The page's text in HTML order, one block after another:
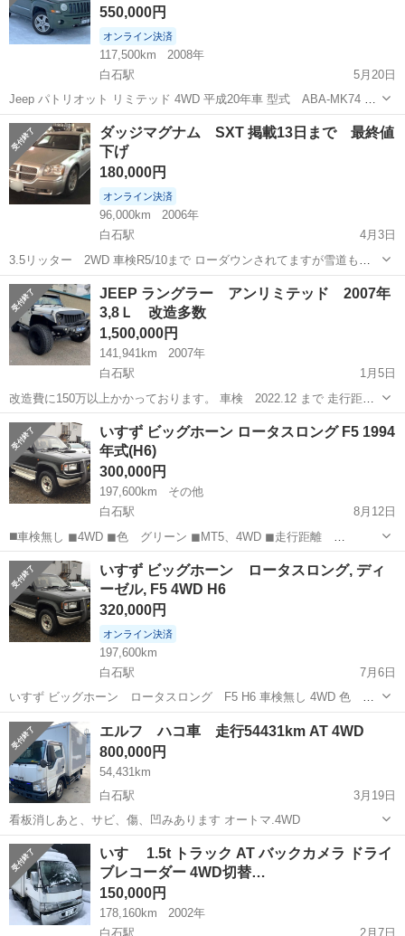
550,000円
オンライン決済
117,500km
2008年
白石駅
5月20日
Jeep パトリオット リミテッド 4WD 平成20年車 型式 ABA-MK74 車
検無し 走行距離 117,500km カラー グリーン シフト FAT AC ハン
ドル 右 社外ナビ サイドカメラ ETC クルーズコント...
北海道 札幌市 その他 パトリオット
ダッジマグナム SXT 掲載13日まで 最終値
下げ
180,000円
オンライン決済
96,000km
2006年
白石駅
4月3日
3.5リッター 2WD 車検R5/10まで ローダウンされてますが雪道も問
題なく走行します。 マフラー排気漏れと下廻りのフロア穴がある為次
回車検は20万くらいは費用見てないと厳しいかと思います。 自動車税
別 ノークレ...
北海道 札幌市 その他 ダッジマグナム
JEEP ラングラー アンリミテッド 2007年
3,8Ｌ 改造多数
1,500,000円
141,941km
2007年
白石駅
1月5日
改造費に150万以上かかっております。 車検 2022.12 まで 走行距離
は141941km (現在も使用しているので、距離は変わってきます) オー
ディオ、スピーカー、リフトアップ、外観等多数改造してあります。
月...
北海道 札幌市 白石駅 その他
いすず ビッグホーン ロータスロング F5 1994
年式(H6)
300,000円
197,600km
その他
白石駅
8月12日
◼️車検無し ◼4WD ◼色 グリーン ◼MT5、4WD ◼走行距離
197,600km ◼型式 KD-USB69GW ◼4JG2 ターボ intercooler ◼ディー
ゼル車 ◼パワーステアリング ◼パワーウィンド...
北海道 札幌市 白石駅 その他
いすず ビッグホーン ロータスロング, ディ
ーゼル, F5 4WD H6
320,000円
オンライン決済
197,600km
白石駅
7月6日
いすず ビッグホーン ロータスロング F5 H6 車検無し 4WD 色 グ
リーン MT5 , 4WD 走行距離 197,600km 型式 KD-USB69GW 4JG2
ターボ intercooler ディーゼル車 パ...
北海道 札幌市 その他 いすず
エルフ ハコ車 走行54431km AT 4WD
800,000円
54,431km
白石駅
3月19日
看板消しあと、サビ、傷、凹みあります オートマ.4WD
北海道 札幌市 白石駅 その他
いすゞ 1.5t トラック AT バックカメラ ドライ
ブレコーダー 4WD切替…
150,000円
178,160km
2002年
白石駅
2月7日